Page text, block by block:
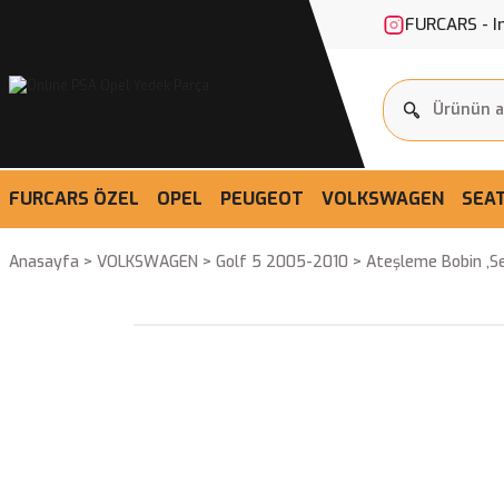
FURCARS -
FURCARS ÖZEL OPEL PEUGEOT VOLKSWAGEN
Anasayfa VOLKSWAGEN Golf 5 2005-2010 Ateşleme Bobin